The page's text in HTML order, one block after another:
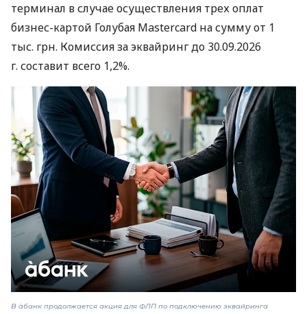
терминал в случае осуществления трех оплат
бизнес-картой Голубая Mastercard на сумму от 1
тыс. грн. Комиссия за эквайринг до 30.09.2026
г. составит всего 1,2%.
В àбанк продолжается акция для ФЛП по подключению эквайринга